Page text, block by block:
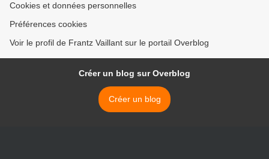
Cookies et données personnelles
Préférences cookies
Voir le profil de Frantz Vaillant sur le portail Overblog
Créer un blog sur Overblog
Créer un blog